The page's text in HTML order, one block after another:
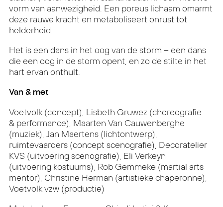
vorm van aanwezigheid. Een poreus lichaam omarmt
deze rauwe kracht en metaboliseert onrust tot
helderheid.
Het is een dans in het oog van de storm – een dans
die een oog in de storm opent, en zo de stilte in het
hart ervan onthult.
Van & met
Voetvolk (concept), Lisbeth Gruwez (choreografie
& performance), Maarten Van Cauwenberghe
(muziek), Jan Maertens (lichtontwerp),
ruimtevaarders (concept scenografie), Decoratelier
KVS (uitvoering scenografie), Eli Verkeyn
(uitvoering kostuums), Rob Gemmeke (martial arts
mentor), Christine Herman (artistieke chaperonne),
Voetvolk vzw (productie)